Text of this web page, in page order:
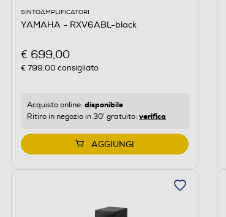
SINTOAMPLIFICATORI
YAMAHA - RXV6ABL-black
€ 699,00
€ 799,00consigliato
Acquisto online: disponibile
Ritiro in negozio in 30' gratuito: verifica
AGGIUNGI